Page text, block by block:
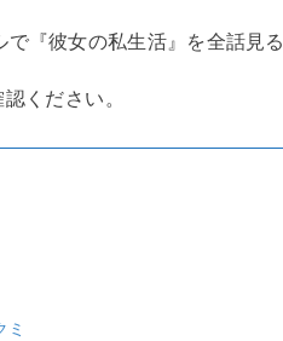
『彼女の私生活』を全話見る
ください。
ミ